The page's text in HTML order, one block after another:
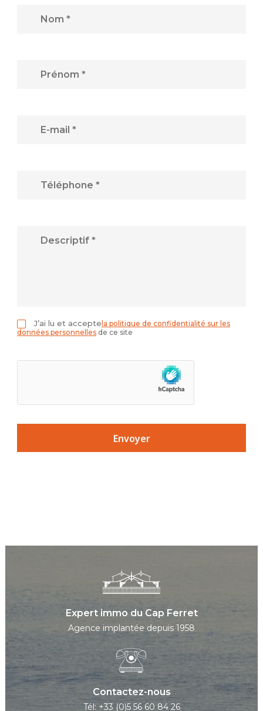
Nom *
Prénom *
E-mail *
Téléphone *
Descriptif *
J’ai lu et accepte la politique de confidentialité sur les
données personnellesde ce site
Expert immo du Cap Ferret
Agence implantée depuis 1958
Contactez-nous
Tél: +33 (0)5 56 60 84 26